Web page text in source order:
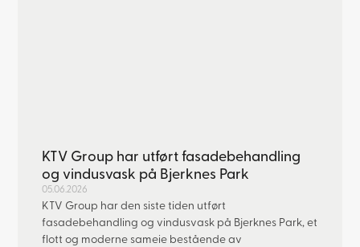
KTV Group har utført fasadebehandling
og vindusvask på Bjerknes Park
05.06.2026
KTV Group har den siste tiden utført
fasadebehandling og vindusvask på Bjerknes Park, et
flott og moderne sameie bestående av